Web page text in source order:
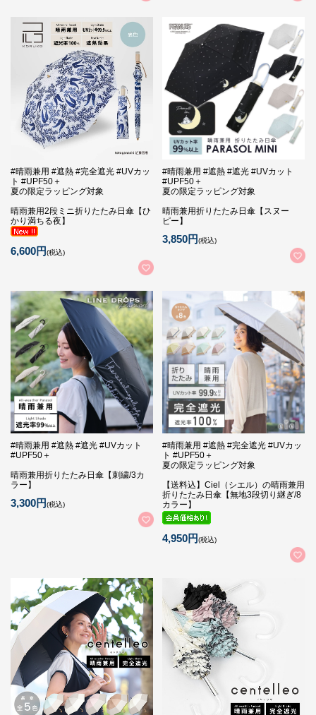
#晴雨兼用 #遮熱 #完全遮光 #UVカッ
ト #UPF50＋
夏の限定ラッピング対象
晴雨兼用2段ミニ折りたたみ日傘【ひ
かり満ちる夜】
6,600円(税込)
#晴雨兼用 #遮熱 #遮光 #UVカット
#UPF50＋
夏の限定ラッピング対象
晴雨兼用折りたたみ日傘【スヌー
ピー】
3,850円(税込)
#晴雨兼用 #遮熱 #遮光 #UVカット
#UPF50＋
晴雨兼用折りたたみ日傘【刺繍/3カ
ラー】
3,300円(税込)
#晴雨兼用 #遮熱 #完全遮光 #UVカッ
ト #UPF50＋
夏の限定ラッピング対象
【送料込】Ciel（シエル）の晴雨兼用
折りたたみ日傘【無地3段切り継ぎ/8
カラー】
4,950円(税込)